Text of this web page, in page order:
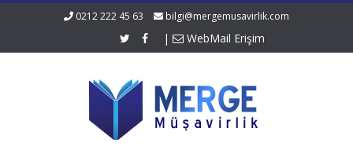
0212 222 45 63 bilgi@mergemusavirlik.com
| WebMail Erişim